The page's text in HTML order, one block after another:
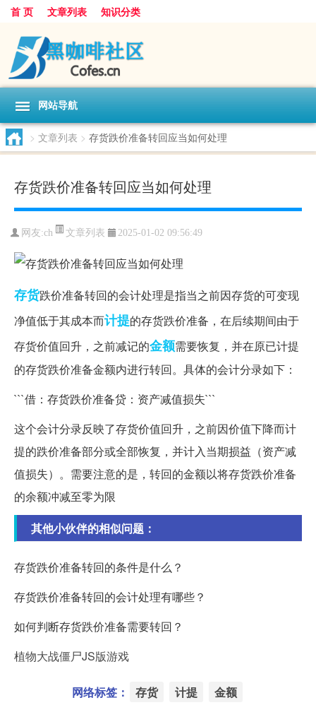
首 页 文章列表 知识分类
网站导航
> 文章列表 > 存货跌价准备转回应当如何处理
存货跌价准备转回应当如何处理
网友:ch 文章列表 2025-01-02 09:56:49
存货跌价准备转回的会计处理是指当之前因存货的可变现
净值低于其成本而计提的存货跌价准备，在后续期间由于
存货价值回升，之前减记的金额需要恢复，并在原已计提
的存货跌价准备金额内进行转回。具体的会计分录如下：
```借：存货跌价准备贷：资产减值损失```
这个会计分录反映了存货价值回升，之前因价值下降而计
提的跌价准备部分或全部恢复，并计入当期损益（资产减
值损失）。需要注意的是，转回的金额以将存货跌价准备
的余额冲减至零为限
其他小伙伴的相似问题：
存货跌价准备转回的条件是什么？
存货跌价准备转回的会计处理有哪些？
如何判断存货跌价准备需要转回？
植物大战僵尸JS版游戏
网络标签： 存货 计提 金额